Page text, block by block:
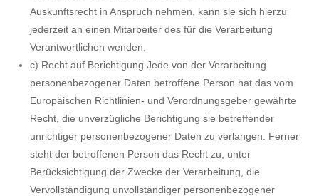
Auskunftsrecht in Anspruch nehmen, kann sie sich hierzu
jederzeit an einen Mitarbeiter des für die Verarbeitung
Verantwortlichen wenden.
c) Recht auf Berichtigung Jede von der Verarbeitung
personenbezogener Daten betroffene Person hat das vom
Europäischen Richtlinien- und Verordnungsgeber gewährte
Recht, die unverzügliche Berichtigung sie betreffender
unrichtiger personenbezogener Daten zu verlangen. Ferner
steht der betroffenen Person das Recht zu, unter
Berücksichtigung der Zwecke der Verarbeitung, die
Vervollständigung unvollständiger personenbezogener